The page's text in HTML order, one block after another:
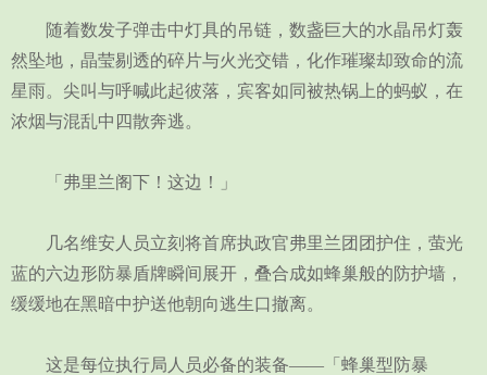
随着数发子弹击中灯具的吊链，数盏巨大的水晶吊灯轰
然坠地，晶莹剔透的碎片与火光交错，化作璀璨却致命的流
星雨。尖叫与呼喊此起彼落，宾客如同被热锅上的蚂蚁，在
浓烟与混乱中四散奔逃。
「弗里兰阁下！这边！」
几名维安人员立刻将首席执政官弗里兰团团护住，萤光
蓝的六边形防暴盾牌瞬间展开，叠合成如蜂巢般的防护墙，
缓缓地在黑暗中护送他朝向逃生口撤离。
这是每位执行局人员必备的装备——「蜂巢型防暴